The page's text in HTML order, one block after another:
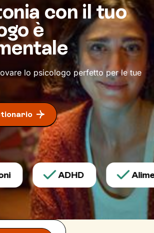
gli eventi della vita e a un
. con il tuo
è
lo psicologo perfetto per le tue
ADHD